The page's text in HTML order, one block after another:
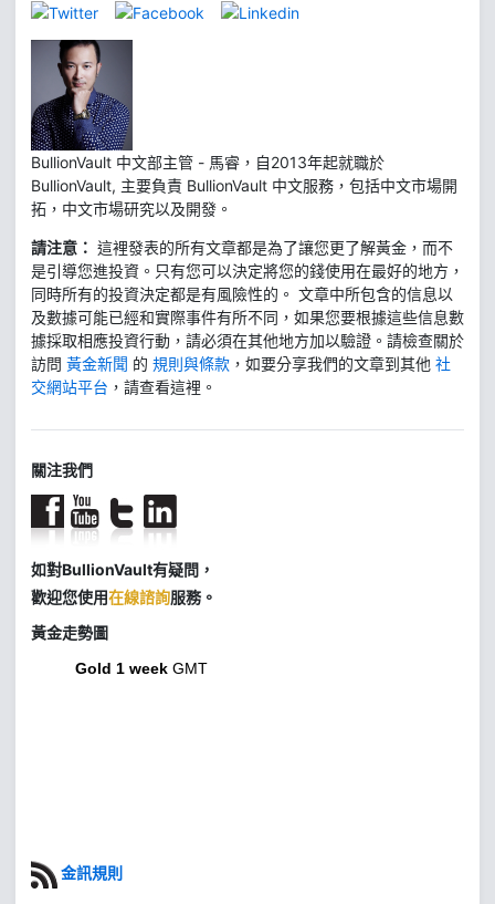
BullionVault 中文部主管 - 馬睿，自2013年起就職於
BullionVault, 主要負責 BullionVault 中文服務，包括中文市場開
拓，中文市場研究以及開發。
請注意： 這裡發表的所有文章都是為了讓您更了解黃金，而不
是引導您進投資。只有您可以決定將您的錢使用在最好的地方，
同時所有的投資決定都是有風險性的。 文章中所包含的信息以
及數據可能已經和實際事件有所不同，如果您要根據這些信息數
據採取相應投資行動，請必須在其他地方加以驗證。請檢查關於
訪問 黃金新聞 的 規則與條款 ，如要分享我們的文章到其他 社
交網站平台 ，請查看這裡。
關注我們
如對BullionVault有疑問，
歡迎您使用在線諮詢服務。
黃金走勢圖
Gold 1 week GMT
金訊規則